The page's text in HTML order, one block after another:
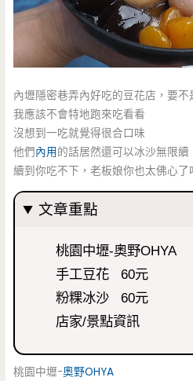
內壢隱密巷弄內好吃的豆花店，要
我應該不會特地跑來吃看看
沒想到一吃就覺得很合口味
他們內用的話居然還可以冰沙無限續
續到你吃不下，老板娘你也太佛心了
文章重點
桃園中壢-奧野OHYA
手工豆花 60元
粉粿冰沙 60元
店家/景點資訊
桃園中壢-奧野OHYA